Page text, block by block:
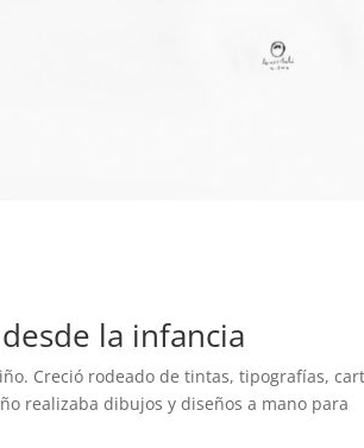
la infancia
Creció rodeado de tintas, tipografías,
realizaba dibujos y diseños a mano para